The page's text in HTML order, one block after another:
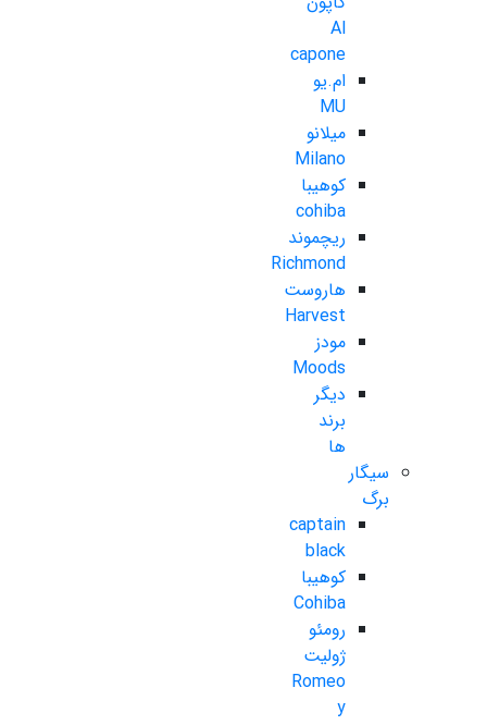
Al
capone
ام.یو
MU
میلانو
Milano
کوهیبا
cohiba
ریچموند
Richmond
هاروست
Harvest
مودز
Moods
دیگر
برند
ها
سیگار
برگ
captain
black
کوهیبا
Cohiba
رومئو
ژولیت
Romeo
y